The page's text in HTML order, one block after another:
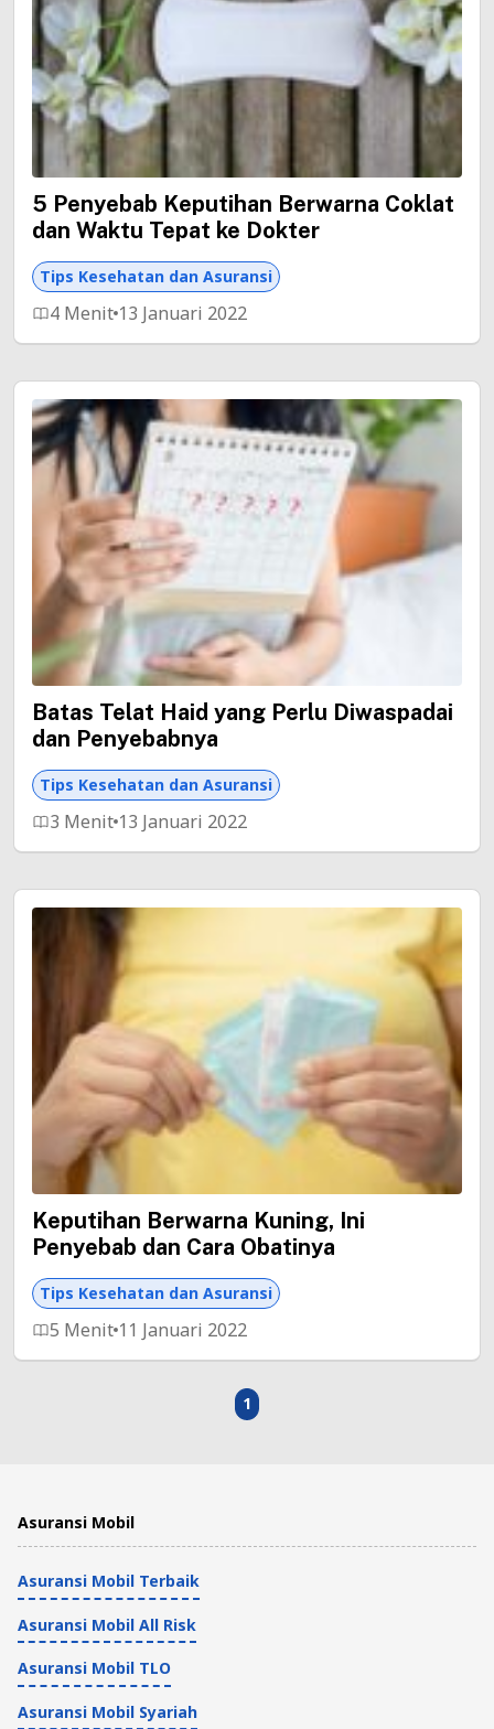
5 Penyebab Keputihan Berwarna Coklat
dan Waktu Tepat ke Dokter
Tips Kesehatan dan Asuransi
4 Menit 13 Januari 2022
Batas Telat Haid yang Perlu Diwaspadai
dan Penyebabnya
Tips Kesehatan dan Asuransi
3 Menit 13 Januari 2022
Keputihan Berwarna Kuning, Ini
Penyebab dan Cara Obatinya
Tips Kesehatan dan Asuransi
5 Menit 11 Januari 2022
1
Asuransi Mobil
Asuransi Mobil Terbaik
Asuransi Mobil All Risk
Asuransi Mobil TLO
Asuransi Mobil Syariah